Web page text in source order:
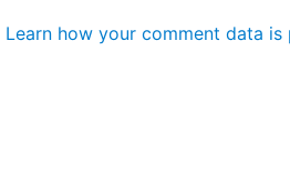
Learn how your comment data is